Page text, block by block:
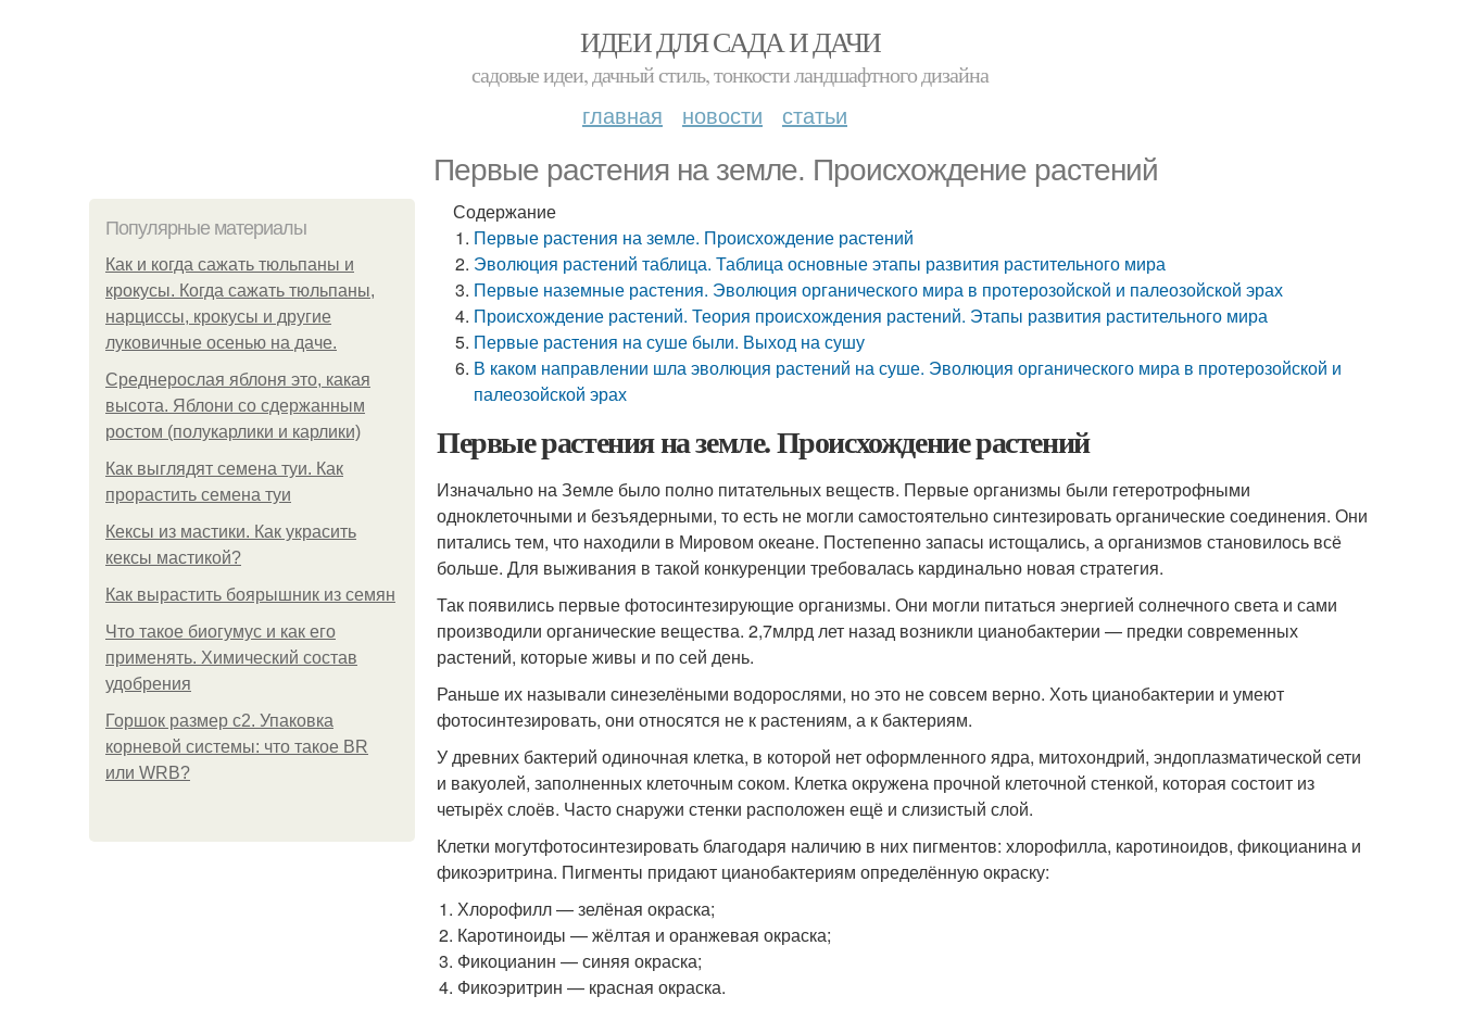
ИДЕИ ДЛЯ САДА И ДАЧИ
садовые идеи, дачный стиль, тонкости ландшафтного дизайна
главная новости статьи
Первые растения на земле. Происхождение растений
Популярные материалы
Как и когда сажать тюльпаны и
крокусы. Когда сажать тюльпаны,
нарциссы, крокусы и другие
луковичные осенью на даче.
Среднерослая яблоня это, какая
высота. Яблони со сдержанным
ростом (полукарлики и карлики)
Как выглядят семена туи. Как
прорастить семена туи
Кексы из мастики. Как украсить
кексы мастикой?
Как вырастить боярышник из семян
Что такое биогумус и как его
применять. Химический состав
удобрения
Горшок размер с2. Упаковка
корневой системы: что такое BR
или WRB?
Содержание
Первые растения на земле. Происхождение растений
Эволюция растений таблица. Таблица основные этапы развития растительного мира
Первые наземные растения. Эволюция органического мира в протерозойской и палеозойской эрах
Происхождение растений. Теория происхождения растений. Этапы развития растительного мира
Первые растения на суше были. Выход на сушу
В каком направлении шла эволюция растений на суше. Эволюция органического мира в протерозойской и
палеозойской эрах
Первые растения на земле. Происхождение растений
Изначально на Земле было полно питательных веществ. Первые организмы были гетеротрофными
одноклеточными и безъядерными, то есть не могли самостоятельно синтезировать органические соединения. Они
питались тем, что находили в Мировом океане. Постепенно запасы истощались, а организмов становилось всё
больше. Для выживания в такой конкуренции требовалась кардинально новая стратегия.
Так появились первые фотосинтезирующие организмы. Они могли питаться энергией солнечного света и сами
производили органические вещества. 2,7млрд лет назад возникли цианобактерии — предки современных
растений, которые живы и по сей день.
Раньше их называли синезелёными водорослями, но это не совсем верно. Хоть цианобактерии и умеют
фотосинтезировать, они относятся не к растениям, а к бактериям.
У древних бактерий одиночная клетка, в которой нет оформленного ядра, митохондрий, эндоплазматической сети
и вакуолей, заполненных клеточным соком. Клетка окружена прочной клеточной стенкой, которая состоит из
четырёх слоёв. Часто снаружи стенки расположен ещё и слизистый слой.
Клетки могутфотосинтезировать благодаря наличию в них пигментов: хлорофилла, каротиноидов, фикоцианина и
фикоэритрина. Пигменты придают цианобактериям определённую окраску:
Хлорофилл — зелёная окраска;
Каротиноиды — жёлтая и оранжевая окраска;
Фикоцианин — синяя окраска;
Фикоэритрин — красная окраска.